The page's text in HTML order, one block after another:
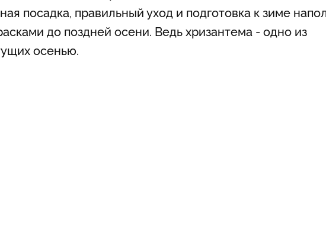
посадка, правильный уход и подготовка к зиме
до поздней осени. Ведь хризантема - одно из
осенью.